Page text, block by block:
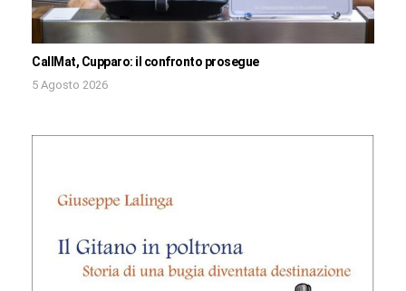
CallMat, Cupparo: il confronto prosegue
5 Agosto 2026